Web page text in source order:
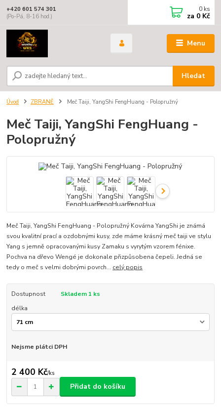
Menu
Hledat
+420 601 574 301
(Po-Pá, 8-16 hod.)
0 ks
za 0 Kč
Úvod ZBRANĚ Meč Taiji, YangShi FengHuang - Polopružný
Meč Taiji, YangShi FengHuang -
Polopružný
Meč Taiji, YangShi FengHuang - Polopružný Kovárna YangShi je známá
svou kvalitní prací a ozdobnými kusy, zde máme krásný meč taiji ve stylu
Yang s jemně opracovanými kusy Zamaku s vyrytým vzorem fénixe.
Pochva na dřevo Wengé je dokonale přizpůsobena čepeli. Jedná se
tedy o meč s velmi dobrými povrch... celý popis
Dostupnost
Skladem 1 ks
délka
Nejsme plátci DPH
2 400 Kč/ks
Přidat do košíku